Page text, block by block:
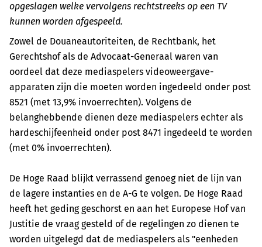
opgeslagen welke vervolgens rechtstreeks op een TV
kunnen worden afgespeeld.
Zowel de Douaneautoriteiten, de Rechtbank, het
Gerechtshof als de Advocaat-Generaal waren van
oordeel dat deze mediaspelers videoweergave-
apparaten zijn die moeten worden ingedeeld onder post
8521 (met 13,9% invoerrechten). Volgens de
belanghebbende dienen deze mediaspelers echter als
hardeschijfeenheid onder post 8471 ingedeeld te worden
(met 0% invoerrechten).
De Hoge Raad blijkt verrassend genoeg niet de lijn van
de lagere instanties en de A-G te volgen. De Hoge Raad
heeft het geding geschorst en aan het Europese Hof van
Justitie de vraag gesteld of de regelingen zo dienen te
worden uitgelegd dat de mediaspelers als "eenheden